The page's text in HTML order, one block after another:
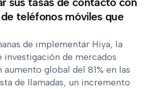
teléfonos móviles que
de implementar Hiya, la
investigación de mercados
global del 81% en las
de llamadas, un incremento